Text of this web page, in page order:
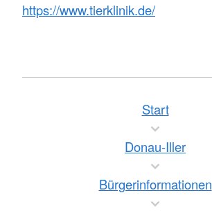
https://www.tierklinik.de/
Start
Donau-Iller
Bürgerinformationen